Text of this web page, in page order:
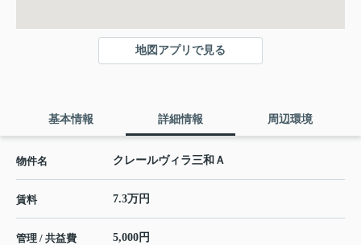
地図アプリで見る
基本情報 詳細情報 周辺環境
物件名 クレールヴィラ三和Ａ
賃料 7.3万円
管理 / 共益費 5,000円